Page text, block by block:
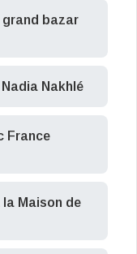
bazar
Nakhlé
France
Maison de